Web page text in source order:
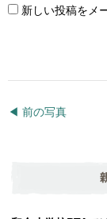
新しい投稿をメ
◀︎ 前の写真